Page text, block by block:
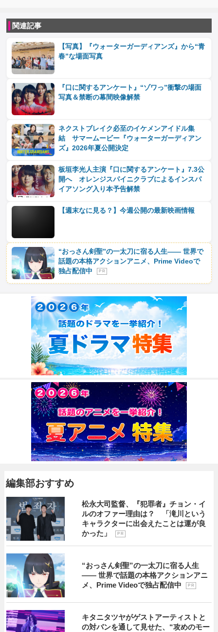
関連記事
【写真】『ウォーターガーディアンズ』から“青
春”な場面写真
『口に関するアンケート』“ゾワっ”衝撃の場面
写真＆禁断の幕間映像解禁
ネクストブレイク必至のイケメンアイドル集
結 サマームービー『ウォーターガーディアン
ズ』2026年夏公開決定
板垣李光人主演『口に関するアンケート』7.3公
開へ オレンジスパイニクラブによるインスパ
イアソング入り本予告解禁
【週末なに見る？】今週公開の最新映画情報
“おっさん剣聖”の一太刀に宿る人生―― 世界で
話題の本格アクションアニメ、Prime Videoで
独占配信中
P R
編集部おすすめ
松永大司監督、『犯罪者』チョン・イ
ルのオファー理由は？ 「滝川という
キャラクターに出会えたことは運が良
かった」
P R
“おっさん剣聖”の一太刀に宿る人生
―― 世界で話題の本格アクションアニ
メ、Prime Videoで独占配信中
P R
キタニタツヤがゲストアーティストと
の対バンを通して見せた、“攻めのモー